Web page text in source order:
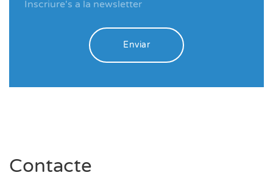
Enviar
Contacte